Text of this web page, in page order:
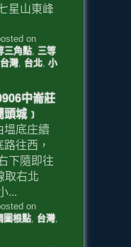
星山東峰
on
三角點, 三等
台灣, 台北, 小
中崙莊
頭城﹞
塭底庄續
往西，
下隨即往
取右北
...
on
圖根點, 台灣,